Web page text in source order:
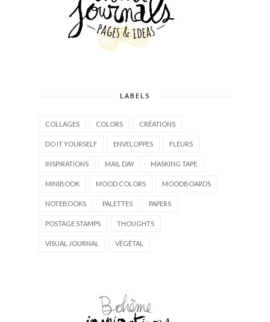
LABELS
COLLAGES COLORS CRÉATIONS
DO IT YOURSELF ENVELOPPES FLEURS
INSPIRATIONS MAIL DAY MASKING TAPE
MINIBOOK MOOD COLORS MOODBOARDS
NOTEBOOKS PALETTES PAPERS
POSTAGE STAMPS THOUGHTS
VISUAL JOURNAL VÉGÉTAL